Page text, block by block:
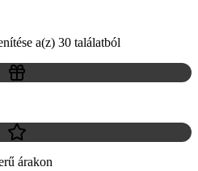
a(z) 30 találatból
árakon